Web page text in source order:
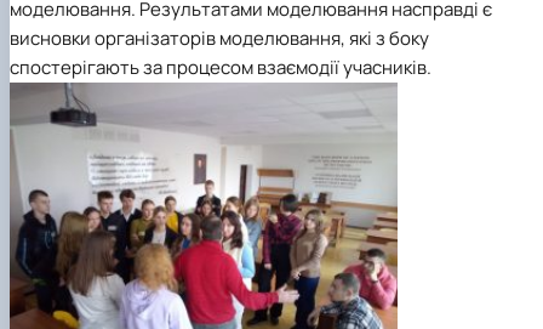
моделювання. Результатами моделювання насправді є
висновки організаторів моделювання, які з боку
спостерігають за процесом взаємодії учасників.